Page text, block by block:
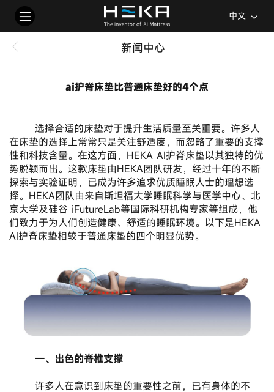
中文
新闻中心
ai护脊床垫比普通床垫好的4个点
在床垫的选择上常常只是关注舒适度，而忽略了重要的支撑
性和科技含量。在这方面，HEKA AI护脊床垫以其独特的优
势脱颖而出。这款床垫由HEKA团队研发，经过十年的不断
探索与实验证明，已成为许多追求优质睡眠人士的理想选
择。HEKA团队由来自斯坦福大学睡眠科学与医学中心、北
京大学及硅谷 iFutureLab等国际科研机构专家等组成，他
们致力于为人们创造健康、舒适的睡眠环境。以下是HEKA
AI护脊床垫相较于普通床垫的四个明显优势。
一、出色的脊椎支撑